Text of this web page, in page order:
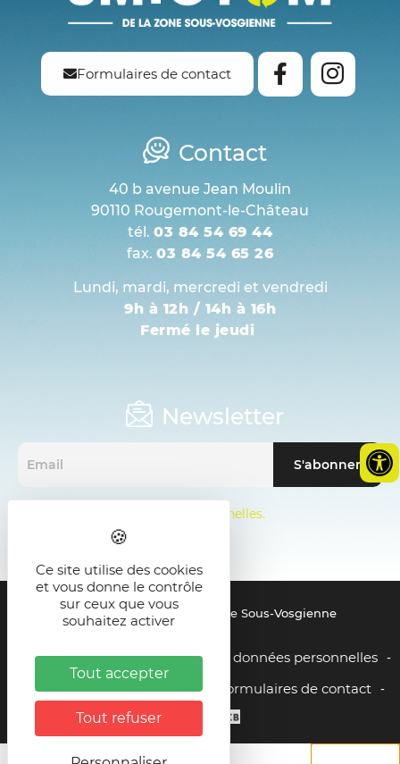
Formulaires de contact
Contact
40 b avenue Jean Moulin
90110 Rougemont-le-Château
tél. 03 84 54 69 44
fax. 03 84 54 65 26
Lundi, mardi, mercredi et vendredi
9h à 12h / 14h à 16h
Fermé le jeudi
Newsletter
Mentions sur les données personnelles.
© 2021 - SMICTOM de la Zone Sous-Vosgienne
Mentions légales - Gestion des données personnelles -
Liens utiles Plan du site Formulaires de contact -
Ce site utilise des cookies
et vous donne le contrôle
sur ceux que vous
souhaitez activer
Tout accepter
Tout refuser